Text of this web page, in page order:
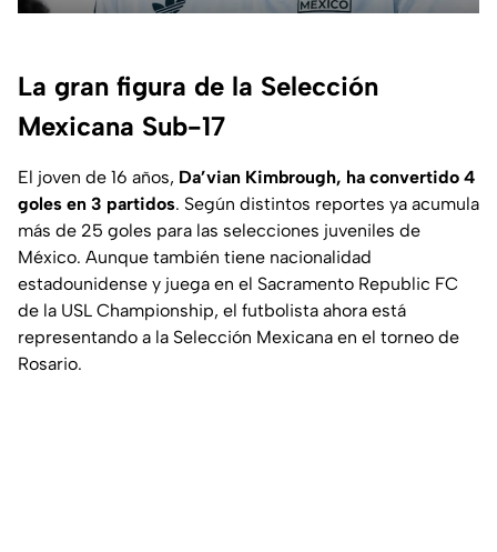
La gran figura de la Selección
Mexicana Sub-17
El joven de 16 años, Da’vian Kimbrough, ha convertido 4
goles en 3 partidos. Según distintos reportes ya acumula
más de 25 goles para las selecciones juveniles de
México. Aunque también tiene nacionalidad
estadounidense y juega en el Sacramento Republic FC
de la USL Championship, el futbolista ahora está
representando a la Selección Mexicana en el torneo de
Rosario.